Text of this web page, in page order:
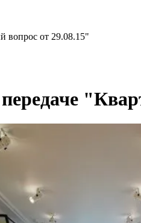
вопрос от 29.08.15"